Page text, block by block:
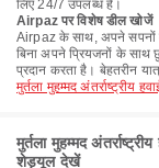
लिए 24/7 उपलब्ध है।
Airpaz पर विशेष डील खोजें
Airpaz के साथ, अपने सपनों
बिना अपने प्रियजनों के
प्रदान करता है। बेहतरीन
मुर्तला मुहम्मद अंतर्राष्ट्रीय
मुर्तला मुहम्मद
शेड्यूल देखें